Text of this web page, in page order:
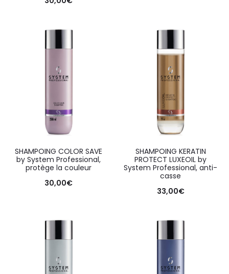
SHAMPOING COLOR SAVE
by System Professional,
protège la couleur
30,00€
SHAMPOING KERATIN
PROTECT LUXEOIL by
System Professional, anti-
casse
33,00€